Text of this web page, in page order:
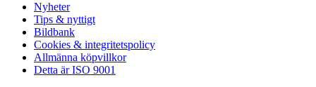
Nyheter
Tips & nyttigt
Bildbank
Cookies & integritetspolicy
Allmänna köpvillkor
Detta är ISO 9001